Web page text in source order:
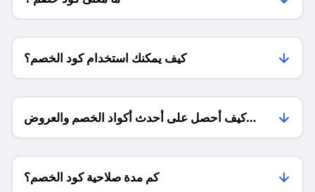
كيف يمكنك استخدام كود الخصم؟
كيف أحصل على أحدث أكواد الخصم والعروض
للمتاجر؟
كم مدة صلاحية كود الخصم؟